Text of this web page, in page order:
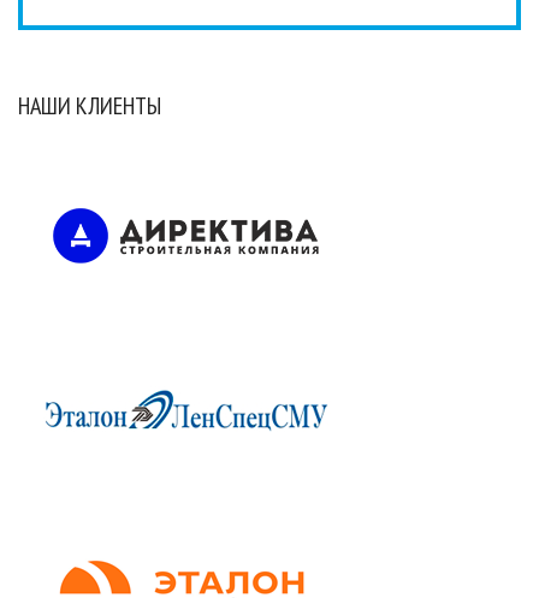
НАШИ КЛИЕНТЫ